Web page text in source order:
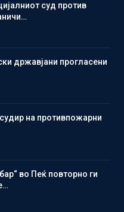
суд против
државјани прогласени
на противпожарни
во Пеќ повторно ги